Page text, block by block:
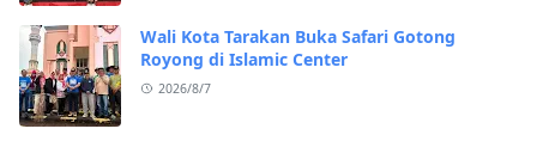
Wali Kota Tarakan Buka Safari Gotong
Royong di Islamic Center
2026/8/7